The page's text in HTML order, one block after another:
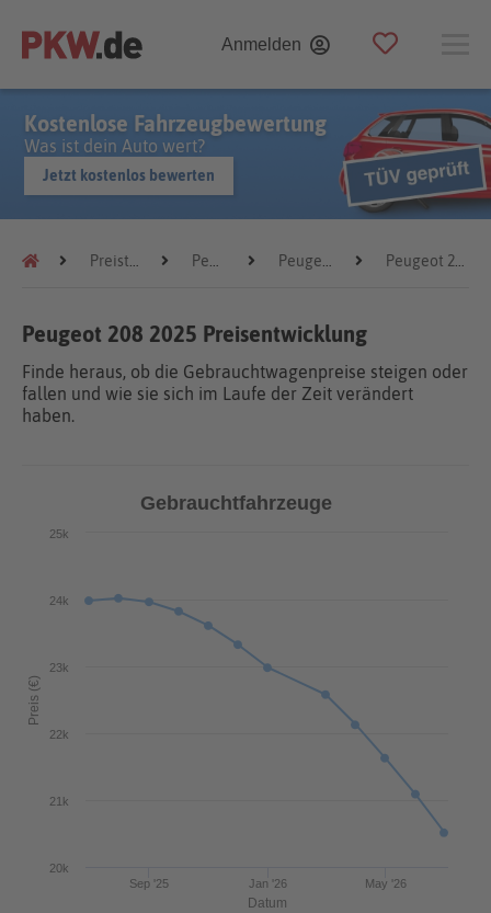
Anmelden
Kostenlose Fahrzeugbewertung
Was ist dein Auto wert?
Jetzt kostenlos bewerten
Preistrends Peugeot Peugeot 208 Peugeot 208 2025
Peugeot 208 2025 Preisentwicklung
Finde heraus, ob die Gebrauchtwagenpreise steigen oder
fallen und wie sie sich im Laufe der Zeit verändert
haben.
Datum
Preis (€)
Gebrauchtfahrzeuge
Jan '26
Sep '25 May '26
20k
21k
22k
23k
24k
25k